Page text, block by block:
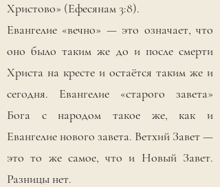
Христово» (Ефесянам 3:8).
Евангелие «вечно» — это означает, что
оно было таким же до и после смерти
Христа на кресте и остаётся таким же и
сегодня. Евангелие «старого завета»
Бога с народом такое же, как и
Евангелие нового завета. Ветхий Завет —
это то же самое, что и Новый Завет.
Разницы нет.